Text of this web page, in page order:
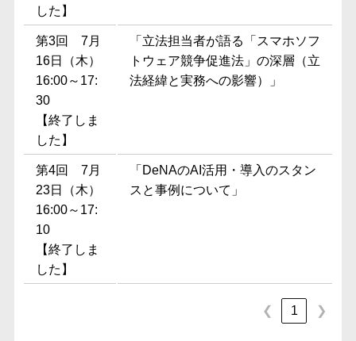
した】
第3回 7月
16日（木）
16:00～17:
30
【終了しま
した】
「立法担当者が語る「スマホソフ
トウェア競争促進法」の深層（立
法経緯と実務への影響）」
第4回 7月
23日（木）
16:00～17:
10
【終了しま
した】
「DeNAのAI活用・導入のスタン
スと事例について」
❮ 1 ❯